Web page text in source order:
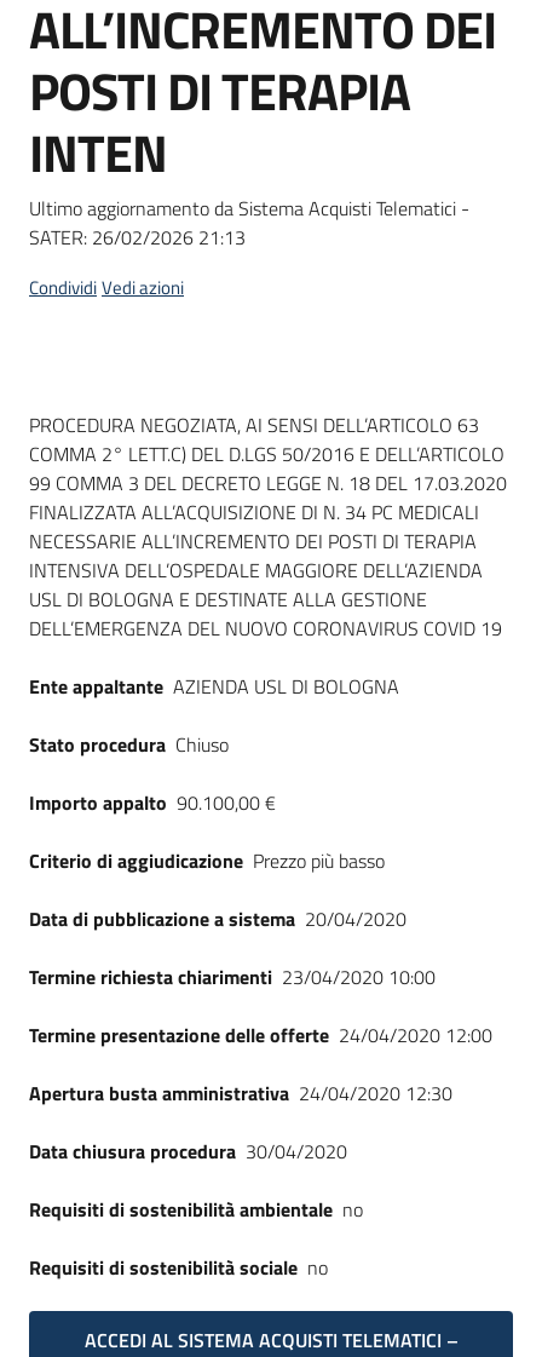
ALL’INCREMENTO DEI
POSTI DI TERAPIA
INTEN
Ultimo aggiornamento da Sistema Acquisti Telematici -
SATER: 26/02/2026 21:13
CondividiVedi azioni
Dati del bando
PROCEDURA NEGOZIATA, AI SENSI DELL’ARTICOLO 63
COMMA 2° LETT.C) DEL D.LGS 50/2016 E DELL’ARTICOLO
99 COMMA 3 DEL DECRETO LEGGE N. 18 DEL 17.03.2020
FINALIZZATA ALL’ACQUISIZIONE DI N. 34 PC MEDICALI
NECESSARIE ALL’INCREMENTO DEI POSTI DI TERAPIA
INTENSIVA DELL’OSPEDALE MAGGIORE DELL’AZIENDA
USL DI BOLOGNA E DESTINATE ALLA GESTIONE
DELL’EMERGENZA DEL NUOVO CORONAVIRUS COVID 19
Ente appaltante AZIENDA USL DI BOLOGNA
Stato procedura Chiuso
Importo appalto 90.100,00 €
Criterio di aggiudicazione Prezzo più basso
Data di pubblicazione a sistema 20/04/2020
Termine richiesta chiarimenti 23/04/2020 10:00
Termine presentazione delle offerte 24/04/2020 12:00
Apertura busta amministrativa 24/04/2020 12:30
Data chiusura procedura 30/04/2020
Requisiti di sostenibilità ambientale no
Requisiti di sostenibilità sociale no
ACCEDI AL SISTEMA ACQUISTI TELEMATICI –